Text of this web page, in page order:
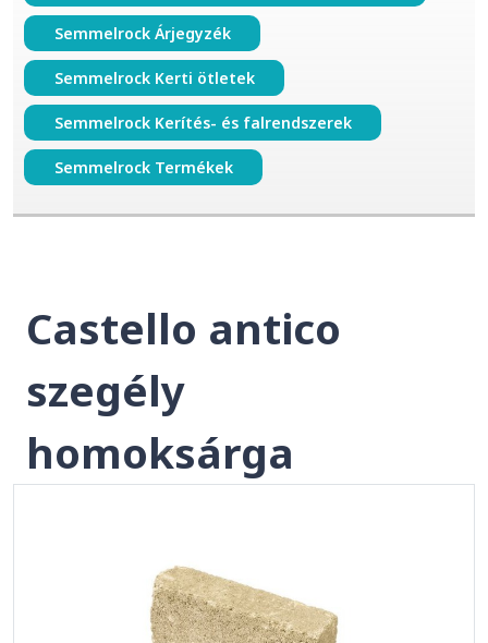
Semmelrock Árjegyzék
Semmelrock Kerti ötletek
Semmelrock Kerítés- és falrendszerek
Semmelrock Termékek
Castello antico
szegély
homoksárga